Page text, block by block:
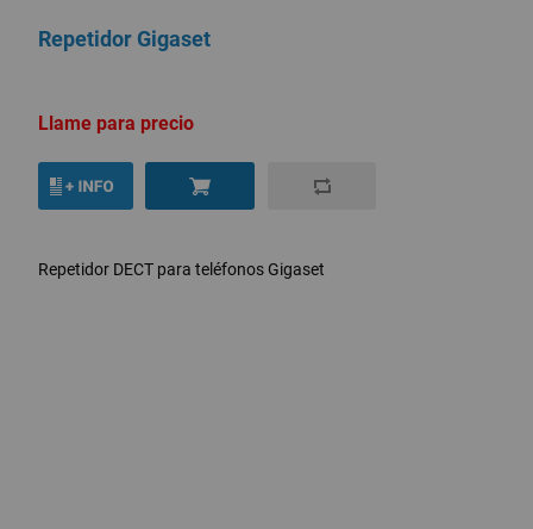
Repetidor Gigaset
Llame para precio
Repetidor DECT para teléfonos Gigaset